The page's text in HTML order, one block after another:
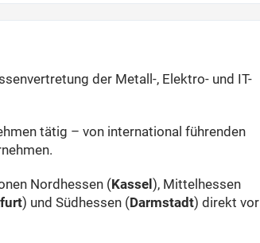
der Metall-, Elektro- und IT-
tätig – von international führenden
Nordhessen (Kassel ), Mittelhessen
) und Südhessen (Darmstadt) direkt vor